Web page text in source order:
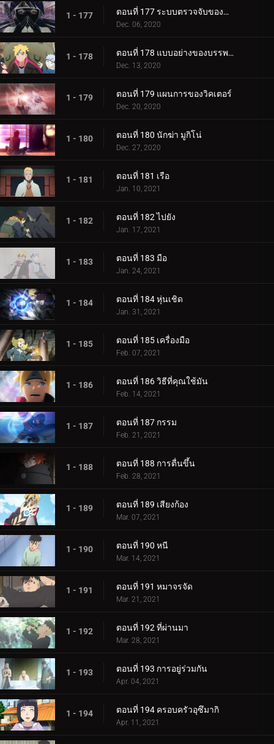
1 - 177 ตอนที่ 177 ระบบตรวจจับของกำแพงเหล็ก
Dec. 06, 2020
1 - 178 ตอนที่ 178 แบบอย่างของบรรพบุรุษของเรา
Dec. 13, 2020
1 - 179 ตอนที่ 179 แผนการของวิคเตอร์
Dec. 20, 2020
1 - 180 ตอนที่ 180 นักฆ่า มูกิโน่
Dec. 27, 2020
1 - 181 ตอนที่ 181 เรือ
Jan. 10, 2021
1 - 182 ตอนที่ 182 ไปยัง
Jan. 17, 2021
1 - 183 ตอนที่ 183 มือ
Jan. 24, 2021
1 - 184 ตอนที่ 184 หุ่นเชิด
Jan. 31, 2021
1 - 185 ตอนที่ 185 เครื่องมือ
Feb. 07, 2021
1 - 186 ตอนที่ 186 วิธีที่คุณใช้มัน
Feb. 14, 2021
1 - 187 ตอนที่ 187 กรรม
Feb. 21, 2021
1 - 188 ตอนที่ 188 การตื่นขึ้น
Feb. 28, 2021
1 - 189 ตอนที่ 189 เสียงก้อง
Mar. 07, 2021
1 - 190 ตอนที่ 190 หนี
Mar. 14, 2021
1 - 191 ตอนที่ 191 หมาจรจัด
Mar. 21, 2021
1 - 192 ตอนที่ 192 ที่ผ่านมา
Mar. 28, 2021
1 - 193 ตอนที่ 193 การอยู่ร่วมกัน
Apr. 04, 2021
1 - 194 ตอนที่ 194 ครอบครัวอุซึมากิ
Apr. 11, 2021